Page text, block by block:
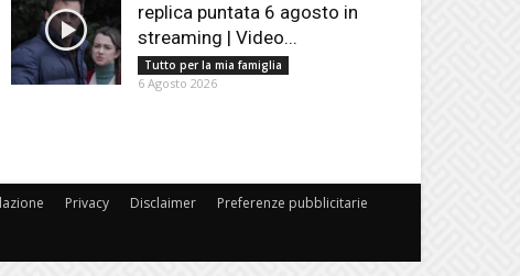
replica puntata 6 agosto in
streaming | Video...
Tutto per la mia famiglia
6 Agosto 2026
Privacy Disclaimer Preferenze pubblicitarie